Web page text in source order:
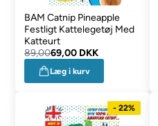
BAM Catnip Pineapple
Festligt Kattelegetøj Med
Katteurt
89,0069,00 DKK
Læg i kurv
- 22%